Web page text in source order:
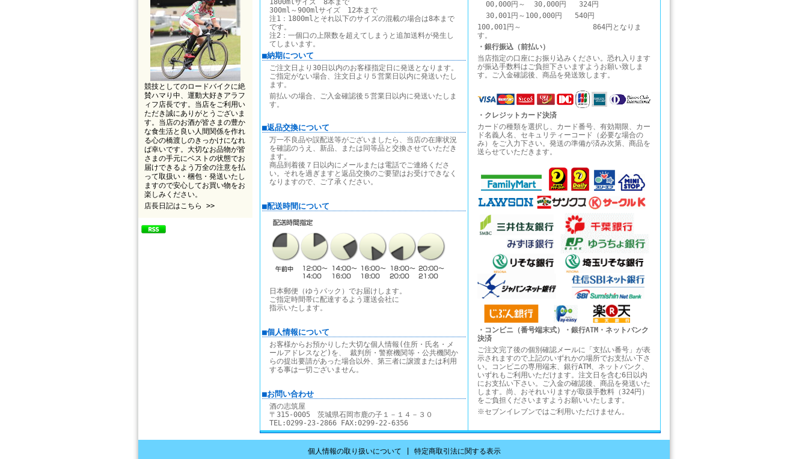
競技としてのロードバイクに絶
賛ハマり中、運動大好きアラフ
ィフ店長です。当店をご利用い
ただき誠にありがとうございま
す。当店のお酒が皆さまの豊か
な食生活と良い人間関係を作れ
る心の橋渡しのきっかけになれ
ば幸いです。大切なお品物が皆
さまの手元にベストの状態でお
届けできるよう万全の注意を払
って取扱い・梱包・発送いたし
ますので安心してお買い物をお
楽しみください。
店長日記はこちら >>
1800mlサイズ 8本まで
300ml～900mlサイズ 12本まで
注1：1800mlとそれ以下のサイズの混載の場合は8本まで
です。
注2：一個口の上限数を超えてしまうと追加送料が発生し
てしまいます。
■納期について
ご注文日より30日以内のお客様指定日に発送となります。
ご指定がない場合、注文日より５営業日以内に発送いたし
ます。
前払いの場合、ご入金確認後５営業日以内に発送いたしま
す。
■返品交換について
万一不良品や誤配送等がございましたら、当店の在庫状況
を確認のうえ、新品、または同等品と交換させていただき
ます。
商品到着後７日以内にメールまたは電話でご連絡くださ
い。それを過ぎますと返品交換のご要望はお受けできなく
なりますので、ご了承ください。
■配送時間について
日本郵便（ゆうパック）でお届けします。
ご指定時間帯に配達するよう運送会社に
指示いたします。
■個人情報について
お客様からお預かりした大切な個人情報(住所・氏名・メ
ールアドレスなど)を、 裁判所・警察機関等・公共機関か
らの提出要請があった場合以外、第三者に譲渡または利用
する事は一切ございません。
■お問い合わせ
酒の志筑屋
〒315-0005 茨城県石岡市鹿の子１－１４－３０
TEL:0299-23-2866 FAX:0299-22-6356
00,000円～ 30,000円 324円
30,001円～100,000円 540円
100,001円～ 864円となりま
す。
・銀行振込（前払い）
当店指定の口座にお振り込みください。恐れ入ります
が振込手数料はご負担下さいますようお願い致しま
す。ご入金確認後、商品を発送致します。
・クレジットカード決済
カードの種類を選択し、カード番号、有効期限、カー
ド名義人名、セキュリティーコード（必要な場合の
み）をご入力下さい。発送の準備が済み次第、商品を
送らせていただきます。
・コンビニ（番号端末式）・銀行ATM・ネットバンク
決済
ご注文完了後の個別確認メールに「支払い番号」が表
示されますので上記のいずれかの場所でお支払い下さ
い。コンビニの専用端末、銀行ATM、ネットバンク、
いずれもご利用いただけます。注文日を含む6日以内
にお支払い下さい。ご入金の確認後、商品を発送いた
します。尚、おそれいりますが取扱手数料（324円）
をご負担くださいますようお願いいたします。
※セブンイレブンではご利用いただけません。
個人情報の取り扱いについて 特定商取引法に関する表示